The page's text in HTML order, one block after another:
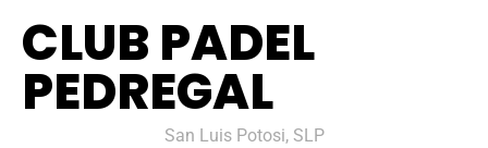
CLUB PADEL
PEDREGAL
San Luis Potosi, SLP